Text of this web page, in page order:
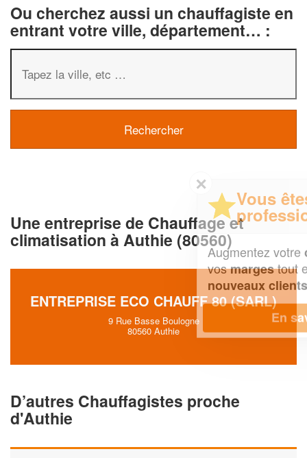
Ou cherchez aussi un chauffagiste en
entrant votre ville, département… :
Une entreprise de Chauffage et
climatisation à Authie (80560)
ENTREPRISE ECO CHAUFF 80 (SARL)
9 Rue Basse Boulogne
80560 Authie
D’autres Chauffagistes proche
d'Authie
Vous êtes un
professionnel ?
Augmentez votrechiffre d'affaireset
vosmargestout en gagnant de
En savoir plus